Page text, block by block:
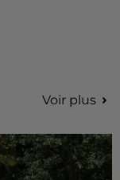
Voir plus